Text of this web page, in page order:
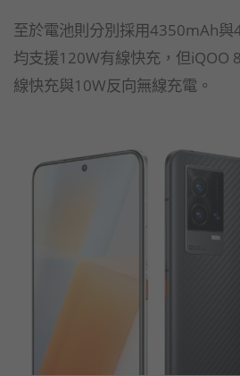
至於電池則分別採用4350mAh
均支援120W有線快充，但iQOO
線快充與10W反向無線充電。